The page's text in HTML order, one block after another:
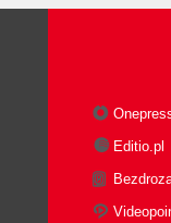
Editio.pl